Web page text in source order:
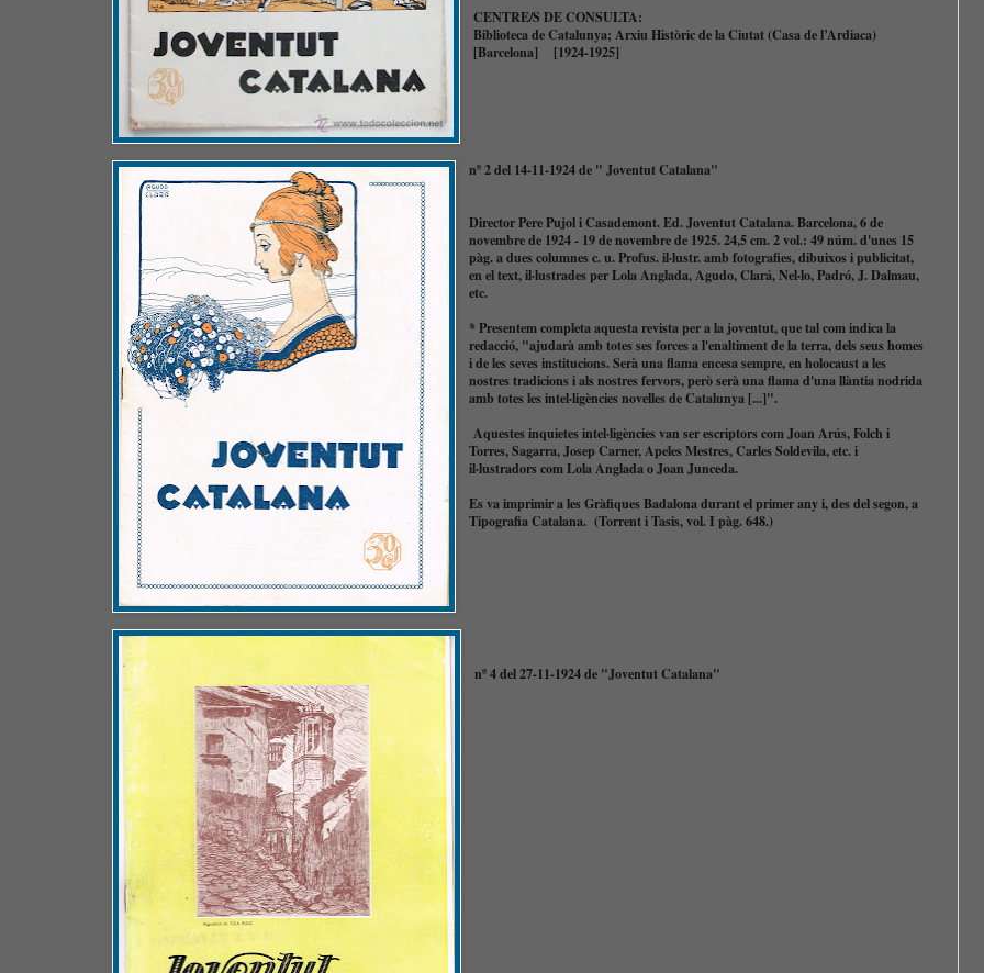
CENTRE/S DE CONSULTA:
Biblioteca de Catalunya; Arxiu Històric de la Ciutat (Casa de l’Ardiaca)
[Barcelona] [1924-1925]
nº 2 del 14-11-1924 de " Joventut Catalana"
Director Pere Pujol i Casademont. Ed. Joventut Catalana. Barcelona, 6 de
novembre de 1924 - 19 de novembre de 1925. 24,5 cm. 2 vol.: 49 núm. d'unes 15
pàg. a dues columnes c. u. Profus. il·lustr. amb fotografies, dibuixos i publicitat,
en el text, il·lustrades per Lola Anglada, Agudo, Clará, Nel·lo, Padró, J. Dalmau,
etc.
* Presentem completa aquesta revista per a la joventut, que tal com indica la
redacció, "ajudarà amb totes ses forces a l'enaltiment de la terra, dels seus homes
i de les seves institucions. Serà una flama encesa sempre, en holocaust a les
nostres tradicions i als nostres fervors, però serà una flama d'una llàntia nodrida
amb totes les intel·ligències novelles de Catalunya [...]".
Aquestes inquietes intel·ligències van ser escriptors com Joan Arús, Folch i
Torres, Sagarra, Josep Carner, Apeles Mestres, Carles Soldevila, etc. i
il·lustradors com Lola Anglada o Joan Junceda.
Es va imprimir a les Gràfiques Badalona durant el primer any i, des del segon, a
Tipografia Catalana. (Torrent i Tasis, vol. I pàg. 648.)
nº 4 del 27-11-1924 de "Joventut Catalana"